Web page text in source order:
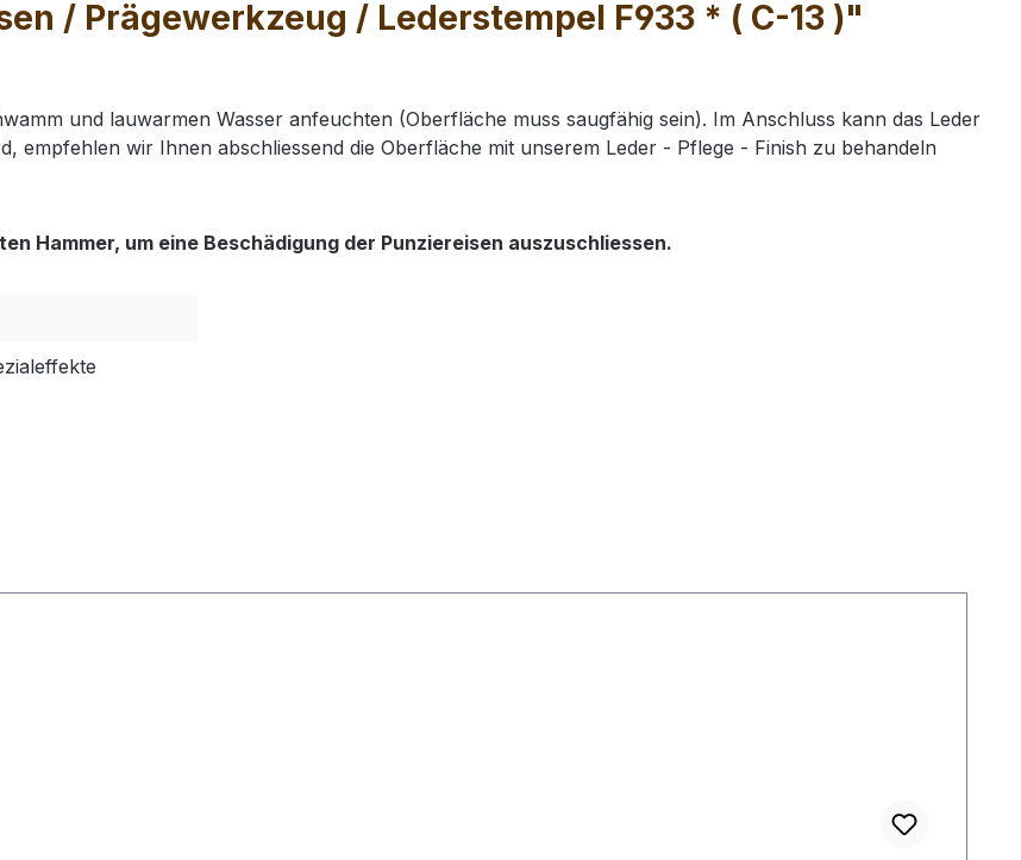
/ Prägewerkzeug / Lederstempel F933 * ( C-13 )"
und lauwarmen Wasser anfeuchten (Oberfläche muss saugfähig sein). Im Anschluss kann das Leder
empfehlen wir Ihnen abschliessend die Oberfläche mit unserem Leder - Pflege - Finish zu behandeln
Hammer, um eine Beschädigung der Punziereisen auszuschliessen.